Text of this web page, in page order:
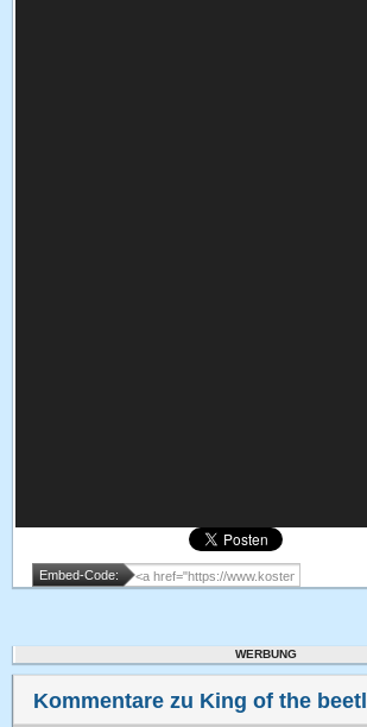
Embed-Code:
WERBUNG
Kommentare zu King of the